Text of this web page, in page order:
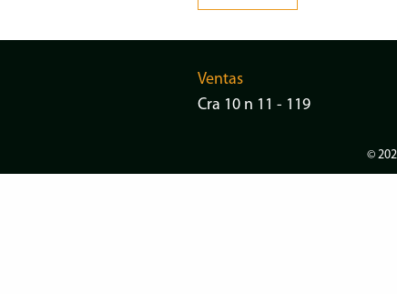
Ventas
Cra 10 n 11 - 119
©